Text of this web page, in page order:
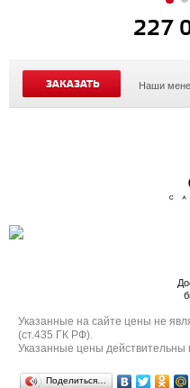
227
ЗАКАЗАТЬ Наши
Указанные на сайте цены не
(ст.435 ГК РФ).
Указанные цены
Поделиться…